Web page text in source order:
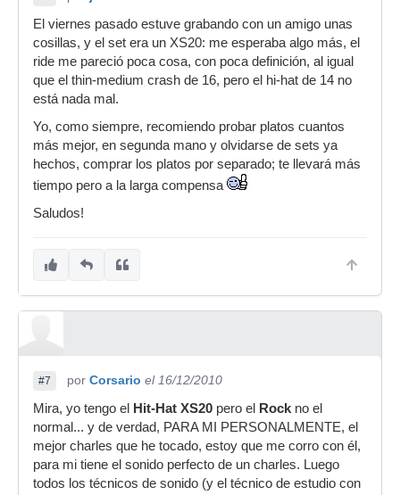
El viernes pasado estuve grabando con un amigo unas
cosillas, y el set era un XS20: me esperaba algo más, el
ride me pareció poca cosa, con poca definición, al igual
que el thin-medium crash de 16, pero el hi-hat de 14 no
está nada mal.
Yo, como siempre, recomiendo probar platos cuantos
más mejor, en segunda mano y olvidarse de sets ya
hechos, comprar los platos por separado; te llevará más
tiempo pero a la larga compensa
Saludos!
#7 por Corsario el 16/12/2010
Mira, yo tengo el
Hit-Hat XS20 pero el Rock no el
normal... y de verdad, PARA MI PERSONALMENTE, el
mejor charles que he tocado, estoy que me corro con él,
para mi tiene el sonido perfecto de un charles. Luego
todos los técnicos de sonido (y el técnico de estudio con